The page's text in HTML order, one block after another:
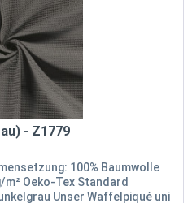
- Z1779
100% Baumwolle
m² Oeko-Tex Standard
Unser Waffelpiqué uni